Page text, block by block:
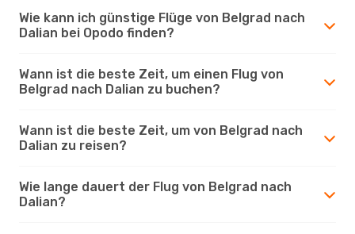
Wie kann ich günstige Flüge von Belgrad nach
Dalian bei Opodo finden?
Wann ist die beste Zeit, um einen Flug von
Belgrad nach Dalian zu buchen?
Wann ist die beste Zeit, um von Belgrad nach
Dalian zu reisen?
Wie lange dauert der Flug von Belgrad nach
Dalian?